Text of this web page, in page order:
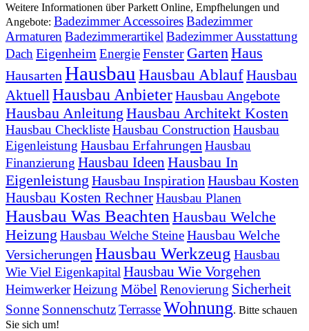
Weitere Informationen über Parkett Online, Empfhelungen und
Angebote: Badezimmer AccessoiresBadezimmer
Armaturen Badezimmerartikel Badezimmer Ausstattung
Dach Eigenheim EnergieFenster Garten Haus
Hausarten Hausbau Hausbau AblaufHausbau
Aktuell Hausbau AnbieterHausbau Angebote
Hausbau Anleitung Hausbau Architekt Kosten
Hausbau ChecklisteHausbau Construction Hausbau
Eigenleistung Hausbau Erfahrungen Hausbau
Finanzierung Hausbau Ideen Hausbau In
Eigenleistung Hausbau Inspiration Hausbau Kosten
Hausbau Kosten RechnerHausbau Planen
Hausbau Was Beachten Hausbau Welche
Heizung Hausbau Welche SteineHausbau Welche
Versicherungen Hausbau Werkzeug Hausbau
Wie Viel Eigenkapital Hausbau Wie Vorgehen
HeimwerkerHeizung Möbel Renovierung Sicherheit
Sonne SonnenschutzTerrasseWohnung. Bitte schauen
Sie sich um!